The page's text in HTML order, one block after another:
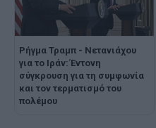
Ρήγμα Τραμπ - Νετανιάχου
για το Ιράν: Έντονη
σύγκρουση για τη συμφωνία
και τον τερματισμό του
πολέμου